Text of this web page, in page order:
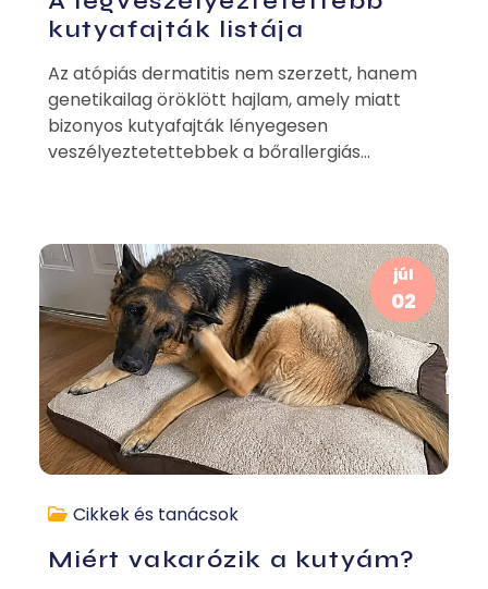
kutyafajták listája
Az atópiás dermatitis nem szerzett, hanem
genetikailag öröklött hajlam, amely miatt
bizonyos kutyafajták lényegesen
veszélyeztetettebbek a bőrallergiás...
júl
02
Cikkek és tanácsok
Miért vakarózik a kutyám?